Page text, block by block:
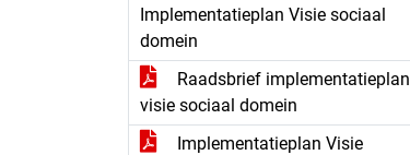
Implementatieplan Visie sociaal
domein
Raadsbrief implementatieplan
visie sociaal domein
Implementatieplan Visie